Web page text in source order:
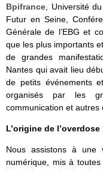
Bpifrance , Université
Futur en Seine,
Générale de l’EBG et
que les plus importants
de grandes
Nantes qui avait lieu
de petits événements
organisés par les
communication et autres
L’origine de l’overdose
Nous assistons à une
numérique, mis à